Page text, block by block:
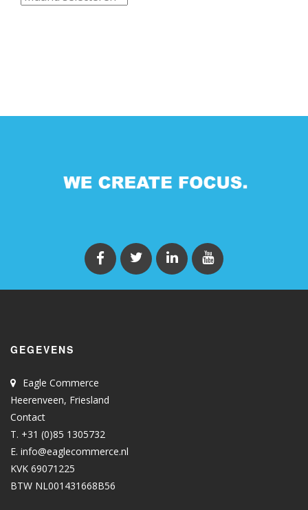
GEGEVENS
Eagle Commerce
Heerenveen, Friesland
Contact
T. +31 (0)85 1305732
E. info@eaglecommerce.nl
KVK 69071225
BTW NL001431668B56